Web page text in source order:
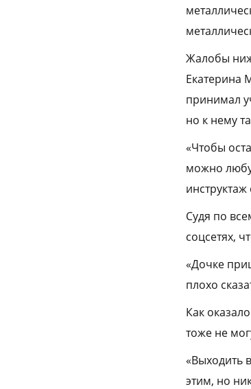
Жалобы
Екатерина
принимал
но к нему
«Чтобы
можно
Судя по
соцсетях,
«Дочке
плохо
Как
тоже не
«Выходить
этим, но